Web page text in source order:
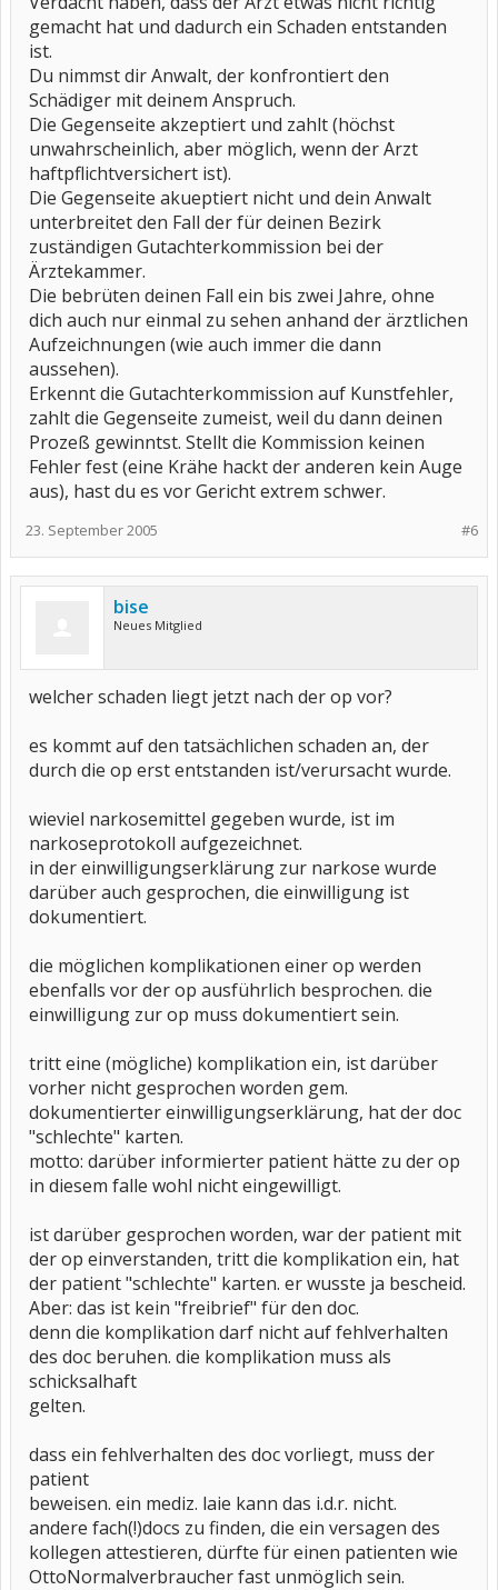
gemacht hat und dadurch ein Schaden entstanden
ist.
Du nimmst dir Anwalt, der konfrontiert den
Schädiger mit deinem Anspruch.
Die Gegenseite akzeptiert und zahlt (höchst
unwahrscheinlich, aber möglich, wenn der Arzt
haftpflichtversichert ist).
Die Gegenseite akueptiert nicht und dein Anwalt
unterbreitet den Fall der für deinen Bezirk
zuständigen Gutachterkommission bei der
Ärztekammer.
Die bebrüten deinen Fall ein bis zwei Jahre, ohne
dich auch nur einmal zu sehen anhand der ärztlichen
Aufzeichnungen (wie auch immer die dann
aussehen).
Erkennt die Gutachterkommission auf Kunstfehler,
zahlt die Gegenseite zumeist, weil du dann deinen
Prozeß gewinntst. Stellt die Kommission keinen
Fehler fest (eine Krähe hackt der anderen kein Auge
aus), hast du es vor Gericht extrem schwer.
#6
23. September 2005
bise
Neues Mitglied
welcher schaden liegt jetzt nach der op vor?
es kommt auf den tatsächlichen schaden an, der
durch die op erst entstanden ist/verursacht wurde.
wieviel narkosemittel gegeben wurde, ist im
narkoseprotokoll aufgezeichnet.
in der einwilligungserklärung zur narkose wurde
darüber auch gesprochen, die einwilligung ist
dokumentiert.
die möglichen komplikationen einer op werden
ebenfalls vor der op ausführlich besprochen. die
einwilligung zur op muss dokumentiert sein.
tritt eine (mögliche) komplikation ein, ist darüber
vorher nicht gesprochen worden gem.
dokumentierter einwilligungserklärung, hat der doc
"schlechte" karten.
motto: darüber informierter patient hätte zu der op
in diesem falle wohl nicht eingewilligt.
ist darüber gesprochen worden, war der patient mit
der op einverstanden, tritt die komplikation ein, hat
der patient "schlechte" karten. er wusste ja bescheid.
Aber: das ist kein "freibrief" für den doc.
denn die komplikation darf nicht auf fehlverhalten
des doc beruhen. die komplikation muss als
schicksalhaft
gelten.
dass ein fehlverhalten des doc vorliegt, muss der
patient
beweisen. ein mediz. laie kann das i.d.r. nicht.
andere fach(!)docs zu finden, die ein versagen des
kollegen attestieren, dürfte für einen patienten wie
OttoNormalverbraucher fast unmöglich sein.